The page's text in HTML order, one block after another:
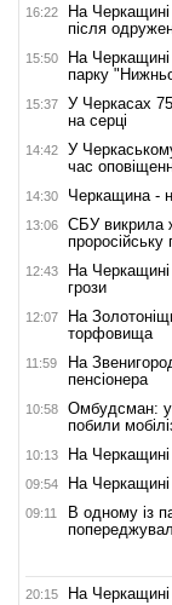
16:22
На
після
15:50
На Черкащині
парку
15:37
У Черкасах
на серці
14:42
У
час
14:30 Черкащина -
13:06
СБУ викрила
проросійську
12:43
На
грози
12:07
На
торфовища
11:59
На
пенсіонера
10:58
Омбудсман: у
побили
10:13 На Черкащині
09:54 На Черкащині
09:11
В одному із
20:15
На